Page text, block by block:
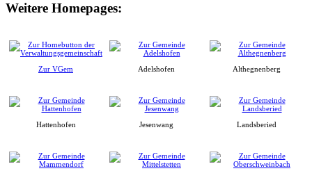
Weitere Homepages:
Zur VGem Adelshofen Althegnenberg
Hattenhofen Jesenwang Landsberied